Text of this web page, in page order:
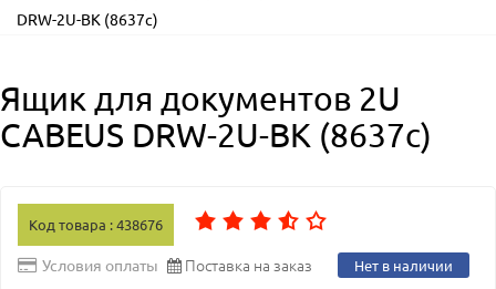
DRW-2U-BK (8637c)
Ящик для документов 2U
CABEUS DRW-2U-BK (8637c)
Код товара : 438676
Условия оплаты Поставка на заказ Нет в наличии